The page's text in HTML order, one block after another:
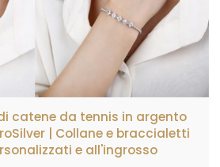
catene da tennis in argento
| Collane e braccialetti
e all'ingrosso